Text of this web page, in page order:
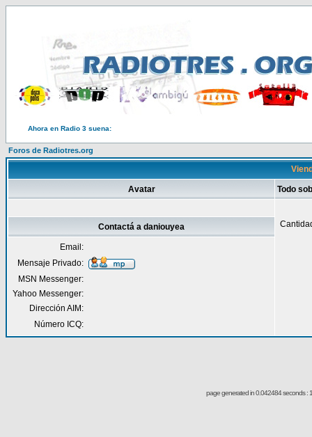
Ahora en Radio 3 suena:
Foros de Radiotres.org
Avatar Todo
Contactá a daniouyea
Email:
Mensaje Privado:
MSN Messenger:
Yahoo Messenger:
Dirección AIM:
Número ICQ:
page generated in 0.042484 seconds :